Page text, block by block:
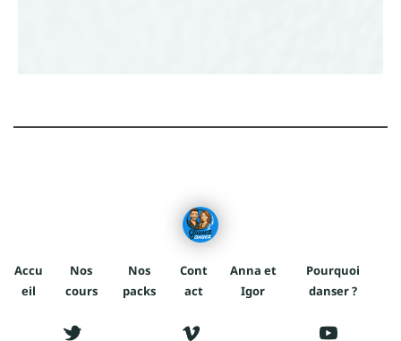
Accu
eil
Nos
cours
Nos
packs
Cont
act
Anna et
Igor
Pourquoi
danser ?